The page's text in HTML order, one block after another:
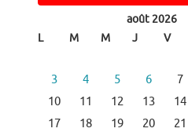
août 2026
L
M M J V
3
4 5 6 7
10
11 12 13 14
17
18 19 20 21